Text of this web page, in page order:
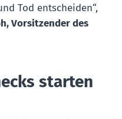
Tod entscheiden“,
Vorsitzender des
starten